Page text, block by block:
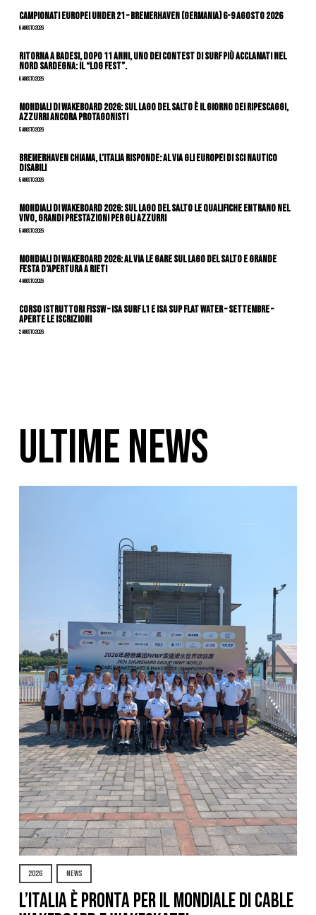
Campionati Europei Under 21 – Bremerhaven (Germania) 6-9 agosto 2026
6 Agosto 2026
Ritorna a Badesi, dopo 11 anni, uno dei contest di surf più acclamati nel
nord Sardegna: il “Log Fest”.
6 Agosto 2026
Mondiali di Wakeboard 2026: sul Lago del Salto è il giorno dei ripescaggi,
azzurri ancora protagonisti
5 Agosto 2026
Bremerhaven chiama, l’Italia risponde: al via gli Europei di Sci Nautico
Disabili
5 Agosto 2026
Mondiali di Wakeboard 2026: sul Lago del Salto le qualifiche entrano nel
vivo, grandi prestazioni per gli azzurri
5 Agosto 2026
Mondiali di Wakeboard 2026: al via le gare sul Lago del Salto e grande
festa d’apertura a Rieti
4 Agosto 2026
CORSO ISTRUTTORI FISSW – ISA SURF L1 e ISA SUP Flat Water – SETTEMBRE –
APERTE LE ISCRIZIONI
2 Agosto 2026
ULTIME NEWS
2026 NEWS
L’Italia è pronta per il Mondiale di Cable